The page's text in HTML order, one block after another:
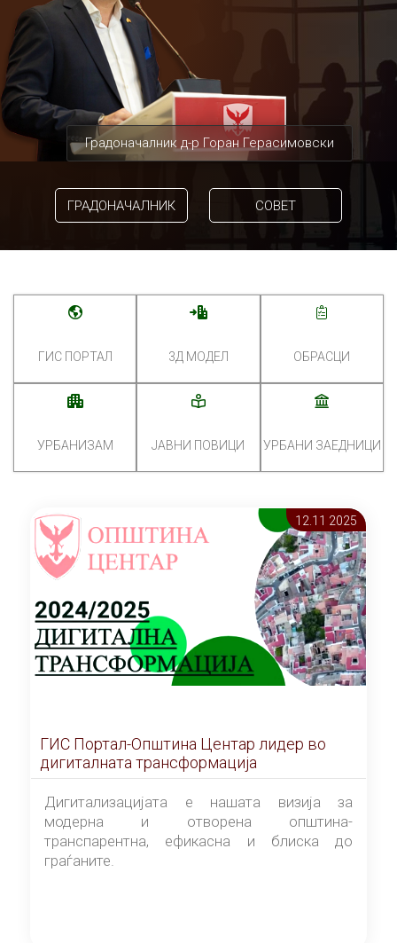
Градоначалник д-р Горан Герасимовски
ГРАДОНАЧАЛНИК СОВЕТ
ГИС ПОРТАЛ 3Д МОДЕЛ ОБРАСЦИ
УРБАНИЗАМ ЈАВНИ ПОВИЦИ УРБАНИ ЗАЕДНИЦИ
12.11 2025
ГИС Портал-Општина Центар лидер во
дигиталната трансформација
Дигитализацијата е нашата визија за
модерна и отворена општина-
транспарентна, ефикасна и блиска до
граѓаните.